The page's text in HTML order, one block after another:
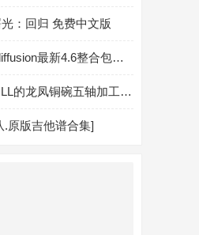
：回归 免费中文版
2024 Stable diffusion最新4.6整合包终于来了！
基于PowerMILL的龙凤铜碗五轴加工技术
.原版吉他谱合集]